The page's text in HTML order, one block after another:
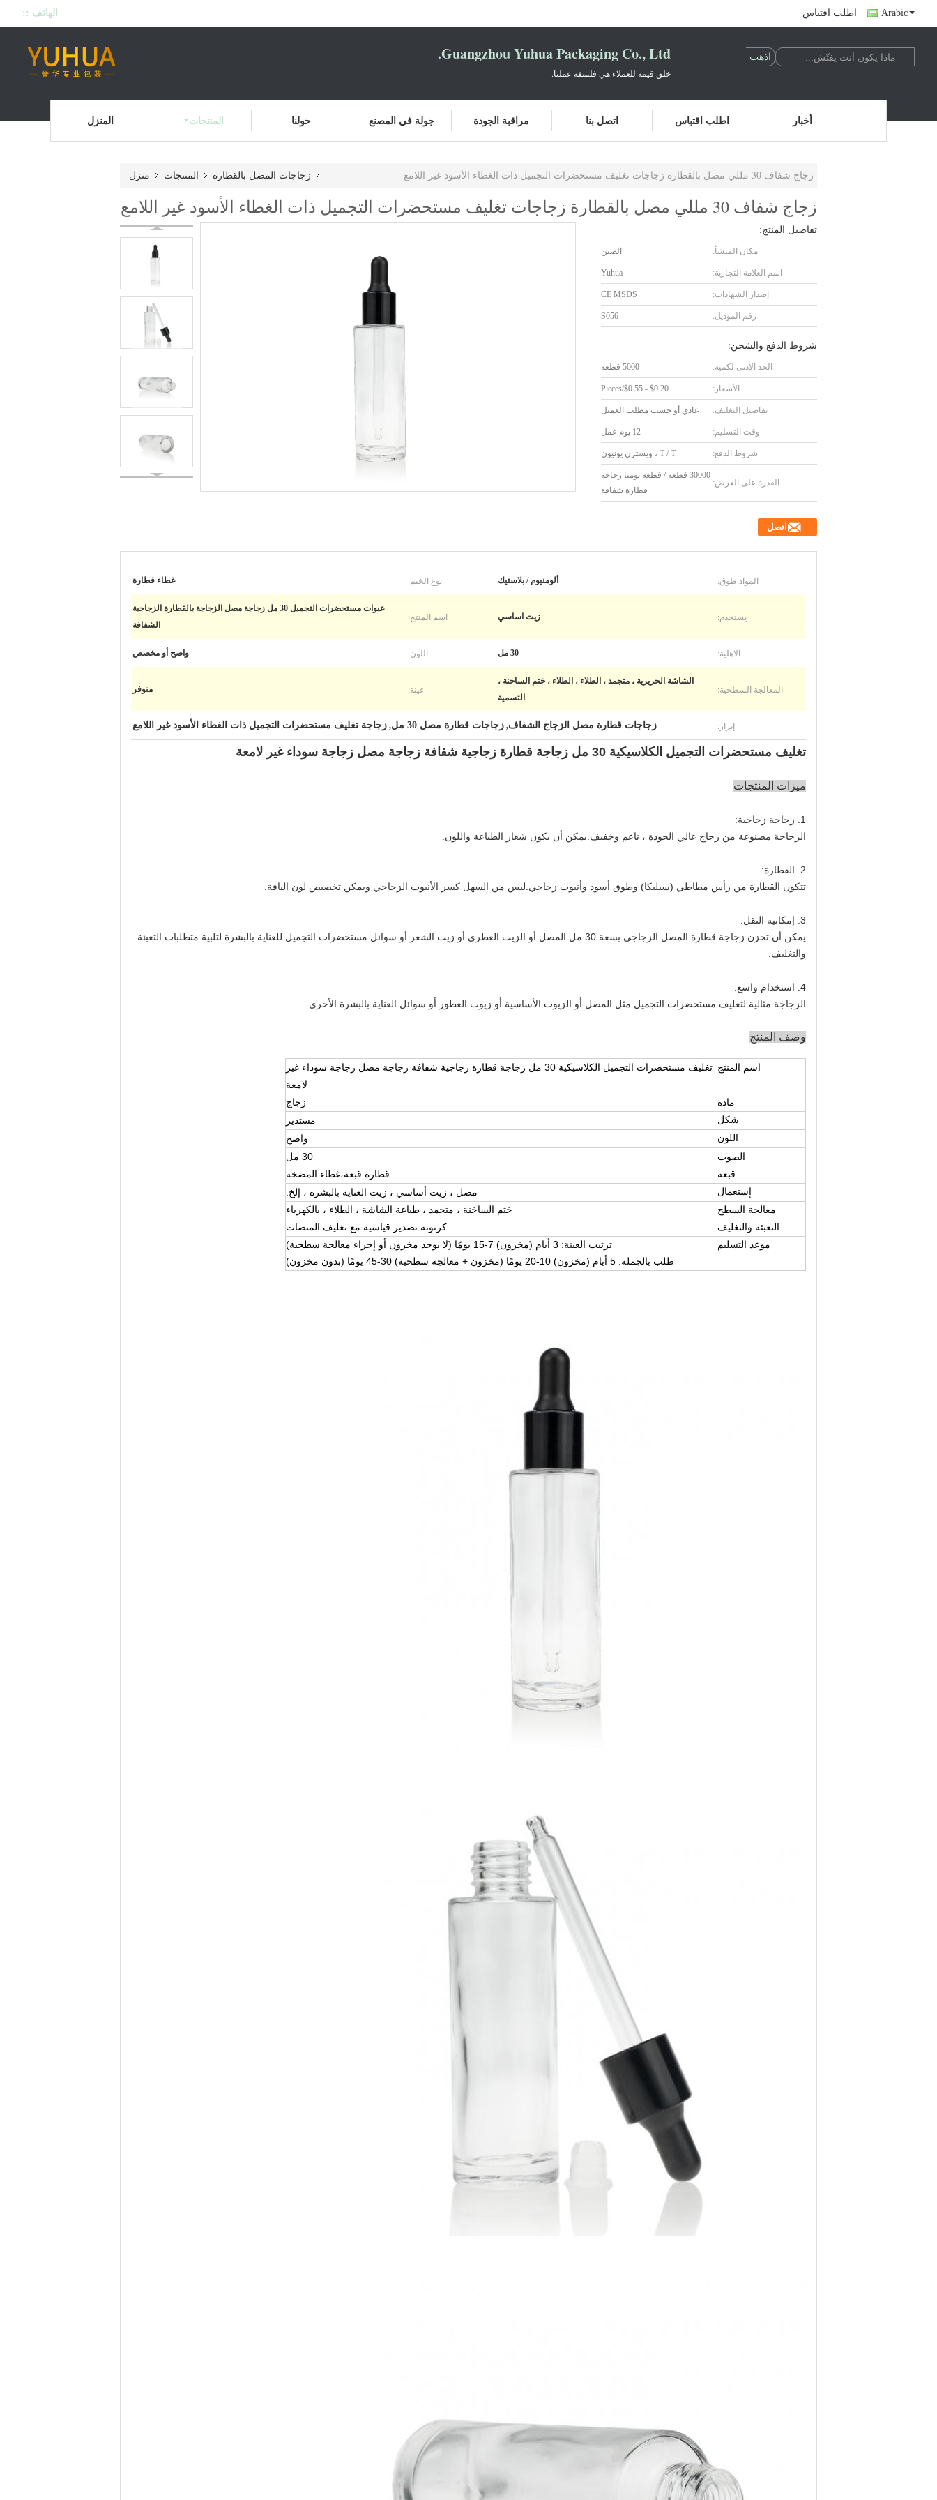
الهاتف :: اطلب اقتباس Arabic
Guangzhou Yuhua Packaging Co., Ltd.
خلق قيمة للعملاء هي فلسفة عملنا.
المنزل المنتجات حولنا جولة في المصنع مراقبة الجودة اتصل بنا اطلب اقتباس أخبار
منزل المنتجات زجاجات المصل بالقطارة زجاج شفاف 30 مللي مصل بالقطارة زجاجات تغليف مستحضرات التجميل ذات الغطاء الأسود غير اللامع
زجاج شفاف 30 مللي مصل بالقطارة زجاجات تغليف مستحضرات التجميل ذات الغطاء الأسود غير اللامع
تفاصيل المنتج:
مكان المنشأ: الصين
اسم العلامة التجارية: Yuhua
إصدار الشهادات: CE MSDS
رقم الموديل: S056
شروط الدفع والشحن:
الحد الأدنى لكمية: 5000 قطعة
الأسعار: $0.20 - $0.55/Pieces
تفاصيل التغليف: عادي أو حسب مطلب العميل
وقت التسليم: 12 يوم عمل
شروط الدفع: T / T ، ويسترن يونيون
القدرة على العرض:
30000 قطعة / قطعة يوميا زجاجة
قطارة شفافة
اتصل
المواد طوق: ألومنيوم / بلاستيك نوع الختم: غطاء قطارة
يستخدم: زيت اساسي اسم المنتج:
عبوات مستحضرات التجميل 30 مل زجاجة مصل الزجاجة بالقطارة الزجاجية
الشفافة
الاهلية: 30 مل اللون: واضح أو مخصص
المعالجة السطحية:
الشاشة الحريرية ، متجمد ، الطلاء ، الطلاء ، ختم الساخنة ،
التسمية
عينة: متوفر
إبراز: زجاجات قطارة مصل الزجاج الشفاف, زجاجات قطارة مصل 30 مل , زجاجة تغليف مستحضرات التجميل ذات الغطاء الأسود غير اللامع
تغليف مستحضرات التجميل الكلاسيكية 30 مل زجاجة قطارة زجاجية شفافة زجاجة مصل زجاجة سوداء غير لامعة
ميزات المنتجات
1. زجاجة زجاجية:
الزجاجة مصنوعة من زجاج عالي الجودة ، ناعم وخفيف.يمكن أن يكون شعار الطباعة واللون.
2. القطارة:
تتكون القطارة من رأس مطاطي (سيليكا) وطوق أسود وأنبوب زجاجي.ليس من السهل كسر الأنبوب الزجاجي ويمكن تخصيص لون الياقة.
3. إمكانية النقل:
يمكن أن تخزن زجاجة قطارة المصل الزجاجي بسعة 30 مل المصل أو الزيت العطري أو زيت الشعر أو سوائل مستحضرات التجميل للعناية بالبشرة لتلبية متطلبات التعبئة
والتغليف.
4. استخدام واسع:
الزجاجة مثالية لتغليف مستحضرات التجميل مثل المصل أو الزيوت الأساسية أو زيوت العطور أو سوائل العناية بالبشرة الأخرى.
وصف المنتج
اسم المنتج
تغليف مستحضرات التجميل الكلاسيكية 30 مل زجاجة قطارة زجاجية شفافة زجاجة مصل زجاجة سوداء غير
لامعة
مادة
زجاج
شكل
مستدير
اللون
واضح
الصوت
30 مل
قبعة
قطارة قبعة،غطاء المضخة
إستعمال
مصل ، زيت أساسي ، زيت العناية بالبشرة ، إلخ.
معالجة السطح
ختم الساخنة ، متجمد ، طباعة الشاشة ، الطلاء ، بالكهرباء
التعبئة والتغليف
كرتونة تصدير قياسية مع تغليف المنصات
موعد التسليم
ترتيب العينة: 3 أيام (مخزون) 7-15 يومًا (لا يوجد مخزون أو إجراء معالجة سطحية)
طلب بالجملة: 5 أيام (مخزون) 10-20 يومًا (مخزون + معالجة سطحية) 30-45 يومًا (بدون مخزون)